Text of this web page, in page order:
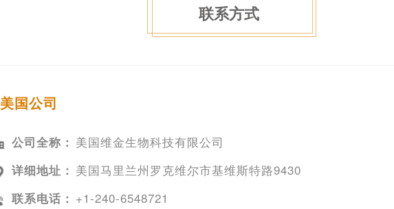
联系方式
美国公司
公司全称： 美国维金生物科技有限公司
详细地址： 美国马里兰州罗克维尔市基维斯特路9430
联系电话： +1-240-6548721